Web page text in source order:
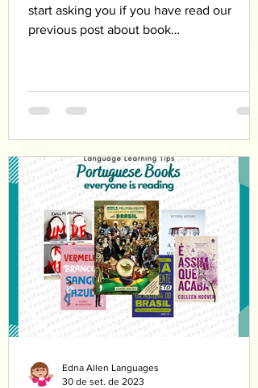
start asking you if you have read our
previous post about book
Edna Allen Languages
30 de set. de 2023